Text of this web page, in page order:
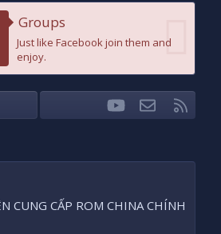
Groups
Just like Facebook join them and
enjoy.
FacebookTwitteryoutubeLiên hệ
CUNG CẤP ROM CHINA CHÍNH